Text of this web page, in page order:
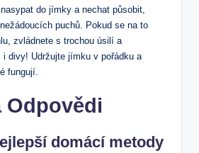
do jímky a nechat působit,
puchů. Pokud se na to
zvládnete s trochou úsilí a
i divy! Udržujte jímku v pořádku a
fungují.
Odpovědi
domácí metody